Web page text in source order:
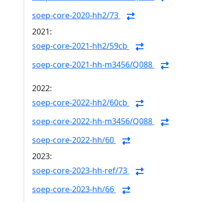
soep-core-2020-hh2/73
2021:
soep-core-2021-hh2/59cb
soep-core-2021-hh-m3456/Q088
2022:
soep-core-2022-hh2/60cb
soep-core-2022-hh-m3456/Q088
soep-core-2022-hh/60
2023:
soep-core-2023-hh-ref/73
soep-core-2023-hh/66